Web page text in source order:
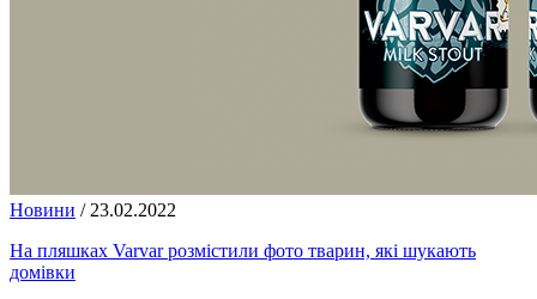
Новини / 23.02.2022
На пляшках Varvar розмістили фото тварин, які шукають
домівки